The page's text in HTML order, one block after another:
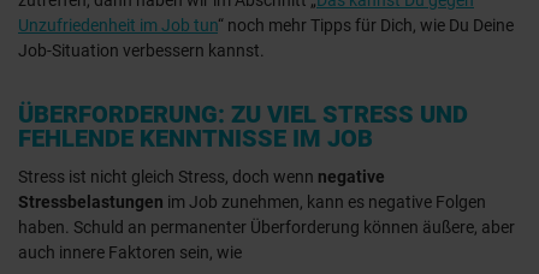
Unzufriedenheit im Job tun“ noch mehr Tipps für Dich, wie Du Deine
Job-Situation verbessern kannst.
ÜBERFORDERUNG: ZU VIEL STRESS UND
FEHLENDE KENNTNISSE IM JOB
Stress ist nicht gleich Stress, doch wenn negative
Stressbelastungen im Job zunehmen, kann es negative Folgen
haben. Schuld an permanenter Überforderung können äußere, aber
auch innere Faktoren sein, wie